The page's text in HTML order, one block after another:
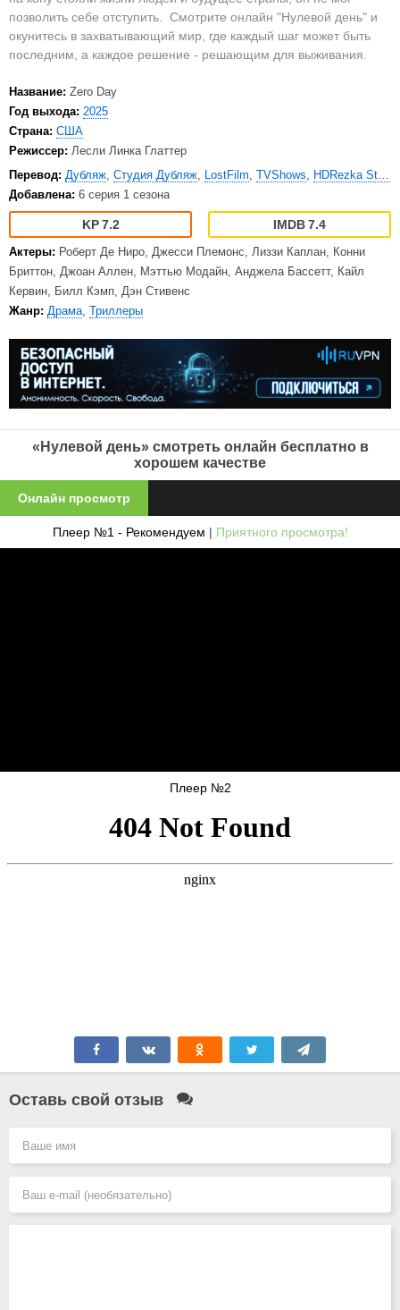
позволить себе отступить.
Смотрите онлайн "Нулевой день" и
окунитесь в захватывающий мир, где каждый шаг может быть
последним, а каждое решение - решающим для выживания.
Название: Zero Day
Год выхода: 2025
Страна: США
Режиссер: Лесли Линка Глаттер
Перевод: Дубляж, Студия Дубляж, LostFilm, TVShows, HDRezka Studio
Добавлена: 6 серия 1 сезона
7.2 7.4
Актеры: Роберт Де Ниро, Джесси Племонс, Лиззи Каплан, Конни
Бриттон, Джоан Аллен, Мэттью Модайн, Анджела Бассетт, Кайл
Кервин, Билл Кэмп, Дэн Стивенс
Жанр: Драма, Триллеры
«Нулевой день» смотреть онлайн бесплатно в
хорошем качестве
Онлайн просмотр
Плеер №1 - Рекомендуем | Приятного просмотра!
Плеер №2
Оставь свой отзыв